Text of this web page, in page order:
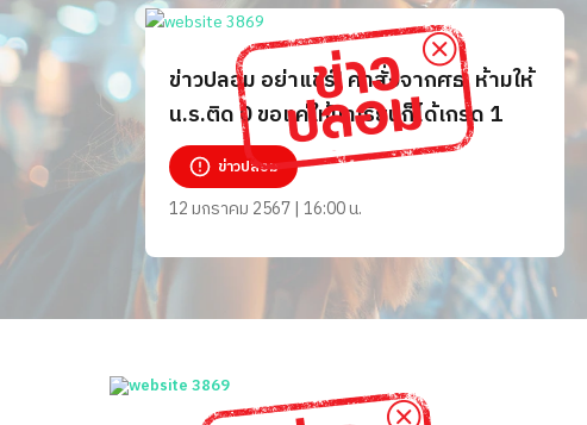
ข่าวปลอม อย่าแชร์! คำสั่งจากศธ. ห้ามให้
น.ร.ติด 0 ขอแค่ให้มาเรียนก็ได้เกรด 1
ข่าวปลอม
12 มกราคม 2567 | 16:00 น.